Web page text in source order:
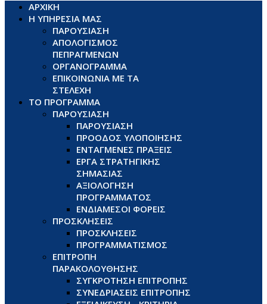
ΑΡΧΙΚΗ
Η ΥΠΗΡΕΣΙΑ ΜΑΣ
ΠΑΡΟΥΣΙΑΣΗ
ΑΠΟΛΟΓΙΣΜΟΣ
ΠΕΠΡΑΓΜΕΝΩΝ
ΟΡΓΑΝΟΓΡΑΜΜΑ
ΕΠΙΚΟΙΝΩΝΙΑ ΜΕ ΤΑ
ΣΤΕΛΕΧΗ
ΤΟ ΠΡΟΓΡΑΜΜΑ
ΠΑΡΟΥΣΙΑΣΗ
ΠΑΡΟΥΣΙΑΣΗ
ΠΡΟΟΔΟΣ ΥΛΟΠΟΙΗΣΗΣ
ΕΝΤΑΓΜΕΝΕΣ ΠΡΑΞΕΙΣ
ΕΡΓΑ ΣΤΡΑΤΗΓΙΚΗΣ
ΣΗΜΑΣΙΑΣ
ΑΞΙΟΛΟΓΗΣΗ
ΠΡΟΓΡΑΜΜΑΤΟΣ
ΕΝΔΙΑΜΕΣΟΙ ΦΟΡΕΙΣ
ΠΡΟΣΚΛΗΣΕΙΣ
ΠΡΟΣΚΛΗΣΕΙΣ
ΠΡΟΓΡΑΜΜΑΤΙΣΜΟΣ
ΕΠΙΤΡΟΠΗ
ΠΑΡΑΚΟΛΟΥΘΗΣΗΣ
ΣΥΓΚΡΟΤΗΣΗ ΕΠΙΤΡΟΠΗΣ
ΣΥΝΕΔΡΙΑΣΕΙΣ ΕΠΙΤΡΟΠΗΣ